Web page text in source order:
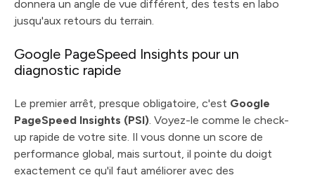
donnera un angle de vue différent, des tests en labo
jusqu'aux retours du terrain.
Google PageSpeed Insights pour un
diagnostic rapide
Le premier arrêt, presque obligatoire, c'est Google
PageSpeed Insights (PSI). Voyez-le comme le check-
up rapide de votre site. Il vous donne un score de
performance global, mais surtout, il pointe du doigt
exactement ce qu'il faut améliorer avec des